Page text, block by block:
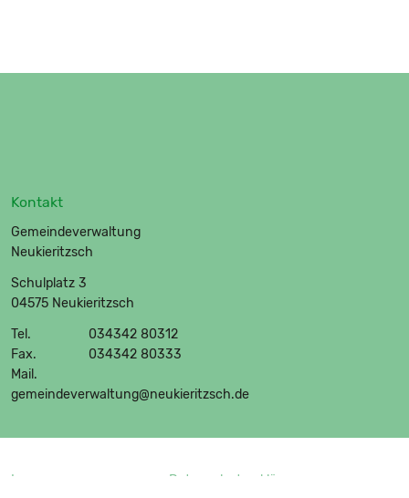
Kontakt
Gemeindeverwaltung
Neukieritzsch
Schulplatz 3
04575 Neukieritzsch
Tel.
034342 80312
Fax.
034342 80333
Mail.
gemeindeverwaltung@neukieritzsch.de
Impressum Datenschutzerklärung